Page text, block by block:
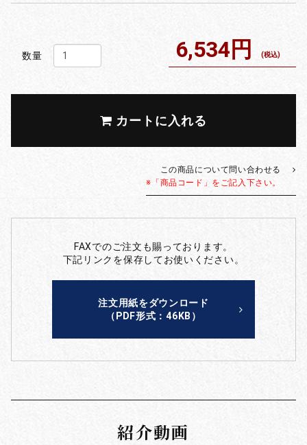
数量 6,534円 (税込)
カートに入れる
この商品について問い合わせる
※「商品コード」をご記入下さい。
FAXでのご注文も賜っております。
下記リンクを保存してお使いください。
注文用紙をダウンロード
（PDF形式：46KB）
紹介動画